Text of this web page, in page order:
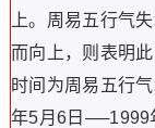
上。周易五行气
而向上，则表明
时间为周易五行
年5月6日──1999